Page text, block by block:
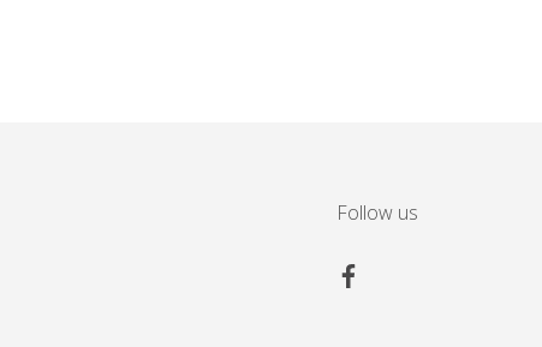
Follow us